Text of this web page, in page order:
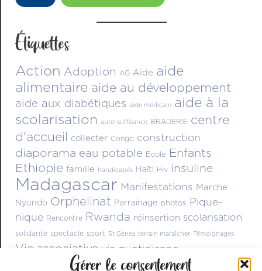
Gérer le consentement
Étiquettes
Action Adoption AG Aide aide
alimentaire aide au développement
aide aux diabétiques aide médicale aide à la
scolarisation auto-suffisance BRADERIE centre
d'accueil collecter Congo construction
diaporama eau potable Ecole Enfants
Ethiopie famille handicapés Haïti Hiv insuline
Madagascar Manifestations Marche
Nyundo Orphelinat Parrainage photos Pique-
nique Rencontre Rwanda réinsertion scolarisation
solidarité spectacle sport St Genes terrain maraîcher Témoignages
Vie associative vie quotidienne